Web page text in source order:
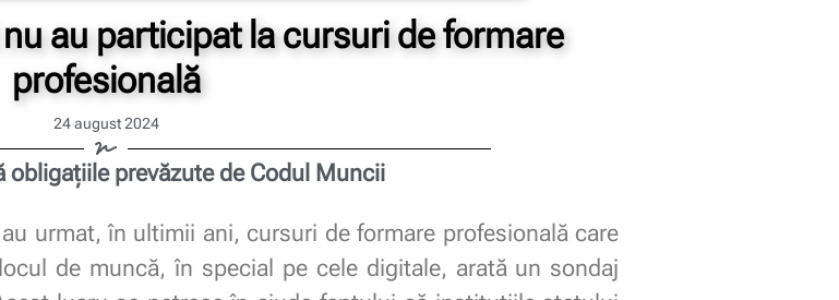
au participat la cursuri de formare
profesională
24 august 2024
obligațiile prevăzute de Codul Muncii
urmat, în ultimii ani, cursuri de formare profesională care
de muncă, în special pe cele digitale, arată un sondaj